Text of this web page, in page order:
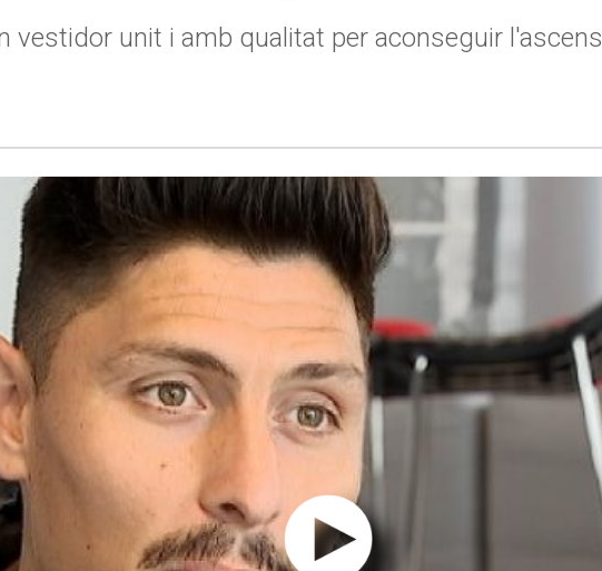
vestidor unit i amb qualitat per aconseguir l'ascens